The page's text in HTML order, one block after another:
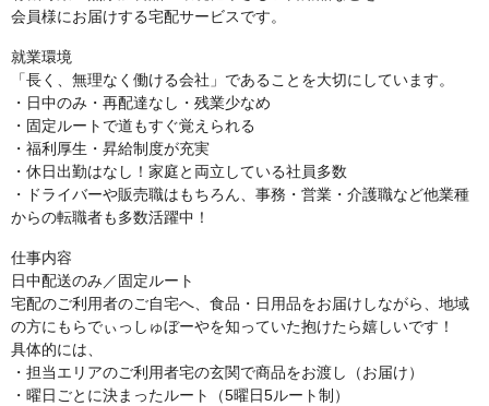
会員様にお届けする宅配サービスです。
就業環境
「長く、無理なく働ける会社」であることを大切にしています。
・日中のみ・再配達なし・残業少なめ
・固定ルートで道もすぐ覚えられる
・福利厚生・昇給制度が充実
・休日出勤はなし！家庭と両立している社員多数
・ドライバーや販売職はもちろん、事務・営業・介護職など他業種
からの転職者も多数活躍中！
仕事内容
日中配送のみ／固定ルート
宅配のご利用者のご自宅へ、食品・日用品をお届けしながら、地域
の方にもらでぃっしゅぼーやを知っていた抱けたら嬉しいです！
具体的には、
・担当エリアのご利用者宅の玄関で商品をお渡し（お届け）
・曜日ごとに決まったルート（5曜日5ルート制）